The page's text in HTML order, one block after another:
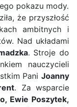
pokazu mody.
że przyszłość
ambitnych i
Nad układami
. Stroje do
nauczycieli
Pani Joanny
. Za wsparcie
Ewie Poszytek,